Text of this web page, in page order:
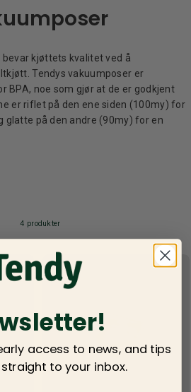
bevar kjøttets kvalitet ved å
Tendys vakuumposer er
BPA, noe som gjør at de er godkjent
er riflet på den ene siden (100my) for
på den andre (90my) for en
4 produkter
access to news, and tips
to your inbox.